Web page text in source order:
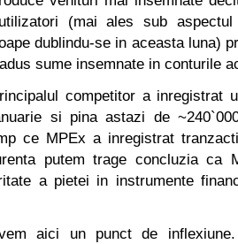
(mai ales sub aspectul
dublindu-se in aceasta luna)
sume insemnate in conturile
competitor a inregistrat
si pina astazi de
ce MPEx a inregistrat
putem trage concluzia ca
a pietei in instrumente
aici un punct de